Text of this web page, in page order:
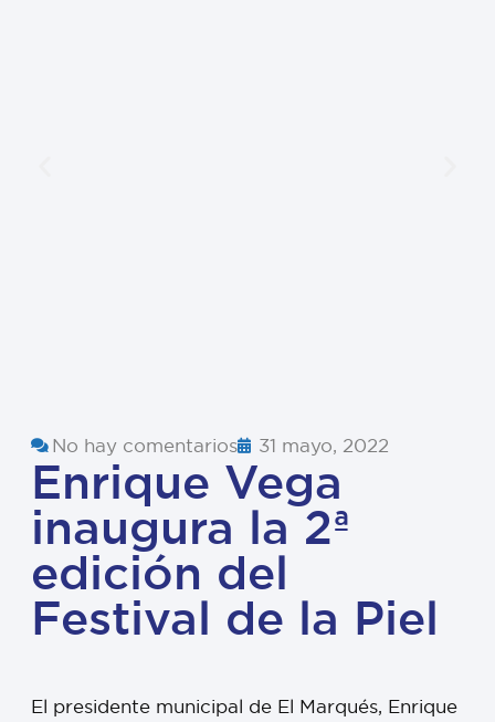
No hay comentarios 31 mayo, 2022
Enrique Vega
inaugura la 2ª
edición del
Festival de la Piel
El presidente municipal de El Marqués, Enrique